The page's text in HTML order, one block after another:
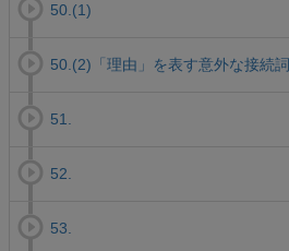
50.(1)
50.(2)「理由」を表す意外な接続詞
51.
52.
53.